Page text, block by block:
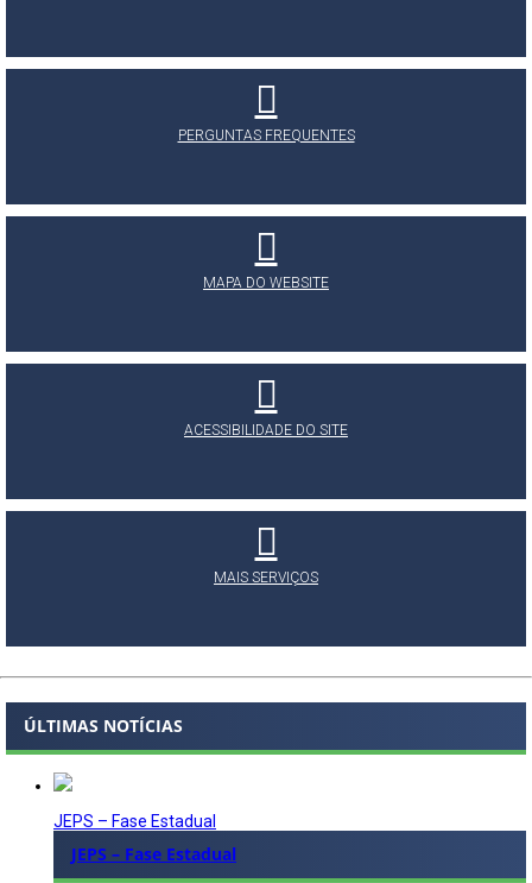
PERGUNTAS FREQUENTES
MAPA DO WEBSITE
ACESSIBILIDADE DO SITE
MAIS SERVIÇOS
ÚLTIMAS NOTÍCIAS
JEPS – Fase Estadual
JEPS – Fase Estadual